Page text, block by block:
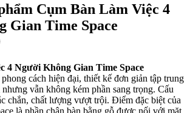
Cụm Bàn Làm Việc 4
Gian Time Space
4 Người Không Gian Time Space
phong cách hiện đại, thiết kế đơn giản tập trung
vẫn không kém phần sang trọng. Cấu
chắn, chất lượng vượt trội. Điểm đặc biệt của
là phần chân bàn bằng gỗ được nối với mặt